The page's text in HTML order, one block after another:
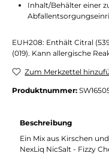
Inhalt/Behälter einer
EUH208: Enthält Citral
(019). Kann allergische
Zum Merkzettel
Produktnummer:
Beschreibung
Ein Mix aus Kirschen
NexLiq NicSalt - Fizzy